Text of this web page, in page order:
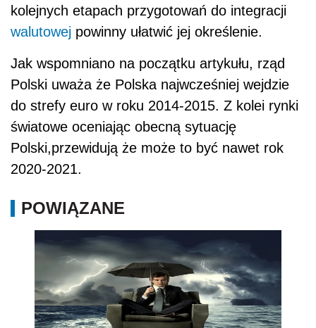
kolejnych etapach przygotowań do integracji
walutowej powinny ułatwić jej określenie.
Jak wspomniano na początku artykułu, rząd
Polski uważa że Polska najwcześniej wejdzie
do strefy euro w roku 2014-2015. Z kolei rynki
światowe oceniając obecną sytuację
Polski,przewidują że może to być nawet rok
2020-2021.
POWIĄZANE